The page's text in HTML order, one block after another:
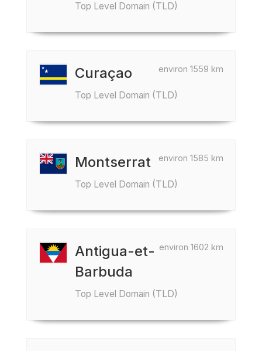
Top Level Domain (TLD)
environ 1559 km
Curaçao
Top Level Domain (TLD)
environ 1585 km
Montserrat
Top Level Domain (TLD)
environ 1602 km
Antigua-et-
Barbuda
Top Level Domain (TLD)